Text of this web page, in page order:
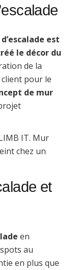
est
le décor du
de la
pour le
de mur
et
en
au
en plus que